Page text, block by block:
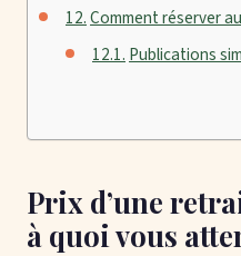
Comment réserver
Publications
Prix d’une
à quoi vous